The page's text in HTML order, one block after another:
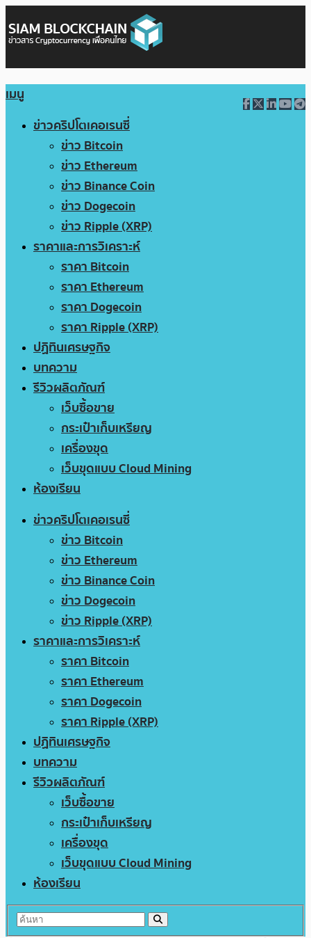
เมนู
ข่าวคริปโตเคอเรนซี่
ข่าว Bitcoin
ข่าว Ethereum
ข่าว Binance Coin
ข่าว Dogecoin
ข่าว Ripple (XRP)
ราคาและการวิเคราะห์
ราคา Bitcoin
ราคา Ethereum
ราคา Dogecoin
ราคา Ripple (XRP)
ปฏิทินเศรษฐกิจ
บทความ
รีวิวผลิตภัณฑ์
เว็บซื้อขาย
กระเป๋าเก็บเหรียญ
เครื่องขุด
เว็บขุดแบบ Cloud Mining
ห้องเรียน
ข่าวคริปโตเคอเรนซี่
ข่าว Bitcoin
ข่าว Ethereum
ข่าว Binance Coin
ข่าว Dogecoin
ข่าว Ripple (XRP)
ราคาและการวิเคราะห์
ราคา Bitcoin
ราคา Ethereum
ราคา Dogecoin
ราคา Ripple (XRP)
ปฏิทินเศรษฐกิจ
บทความ
รีวิวผลิตภัณฑ์
เว็บซื้อขาย
กระเป๋าเก็บเหรียญ
เครื่องขุด
เว็บขุดแบบ Cloud Mining
ห้องเรียน